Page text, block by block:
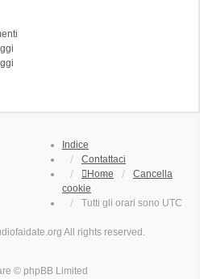
Indice
Contattaci
Home
Cancella
cookie
Tutti gli orari sono UTC
All rights reserved.
© phpBB Limited